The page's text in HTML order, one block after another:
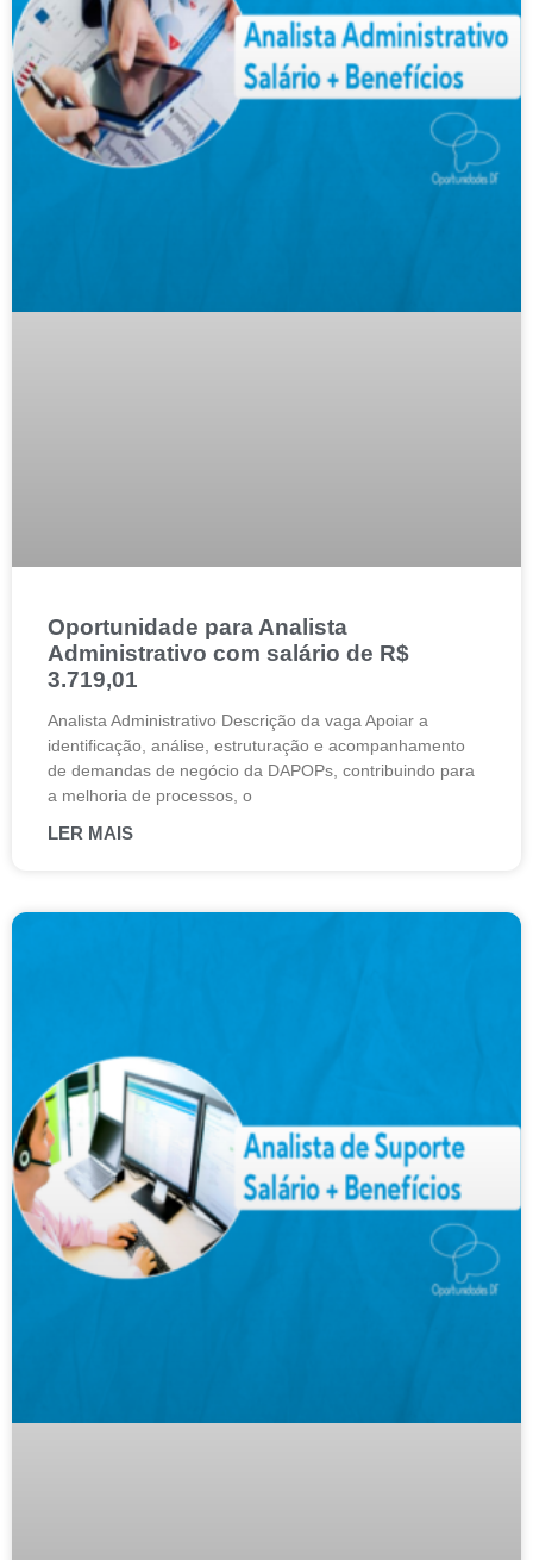
Oportunidade para Analista
Administrativo com salário de R$
3.719,01
Analista Administrativo Descrição da vaga Apoiar a
identificação, análise, estruturação e acompanhamento
de demandas de negócio da DAPOPs, contribuindo para
a melhoria de processos, o
LER MAIS